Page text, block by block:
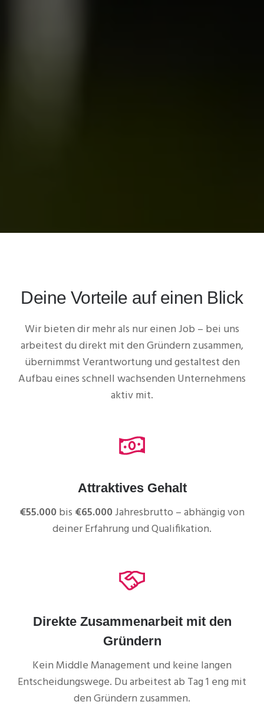
Deine Vorteile auf einen Blick
Wir bieten dir mehr als nur einen Job – bei uns
arbeitest du direkt mit den Gründern zusammen,
übernimmst Verantwortung und gestaltest den
Aufbau eines schnell wachsenden Unternehmens
aktiv mit.
Attraktives Gehalt
€55.000bis €65.000Jahresbrutto – abhängig von
deiner Erfahrung und Qualifikation.
Direkte Zusammenarbeit mit den
Gründern
Kein Middle Management und keine langen
Entscheidungswege. Du arbeitest ab Tag 1 eng mit
den Gründern zusammen.